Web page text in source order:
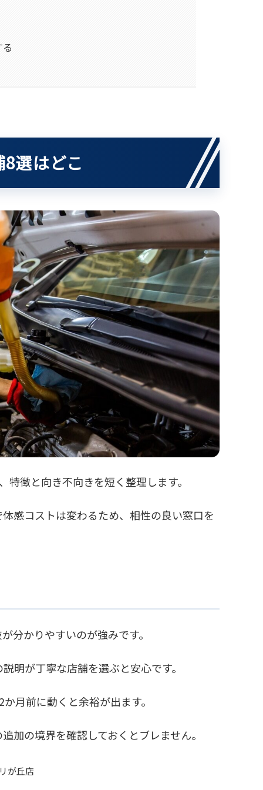
選はどこ
徴と向き不向きを短く整理します。
感コストは変わるため、相性の良い窓口を
分かりやすいのが強みです。
明が丁寧な店舗を選ぶと安心です。
月前に動くと余裕が出ます。
加の境界を確認しておくとブレません。
が丘店